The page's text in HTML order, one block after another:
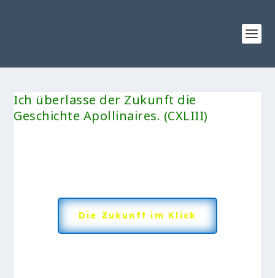
Ich überlasse der Zukunft die
Geschichte Apollinaires. (CXLIII)
Die Zukunft im Klick